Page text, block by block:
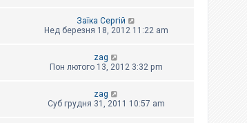
Заїка Сергій
Нед березня 18, 2012 11:22 am
zag
Пон лютого 13, 2012 3:32 pm
zag
Суб грудня 31, 2011 10:57 am